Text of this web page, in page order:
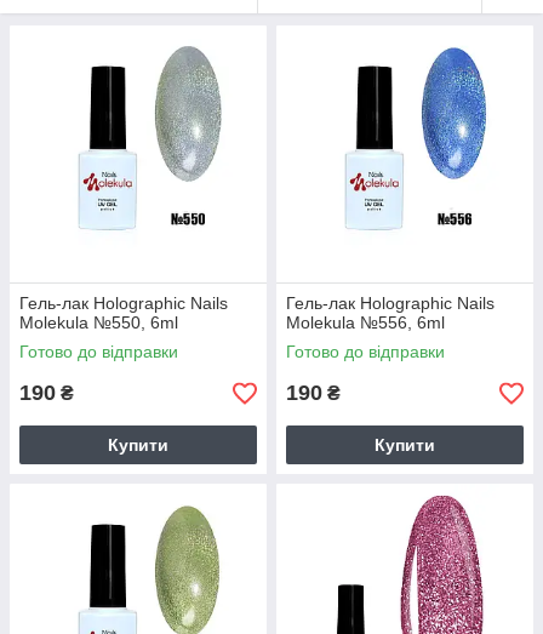
Гель-лак Holographic Nails
Molekula №550, 6ml
Готово до відправки
190 ₴
Купити
Гель-лак Holographic Nails
Molekula №556, 6ml
Готово до відправки
190 ₴
Купити